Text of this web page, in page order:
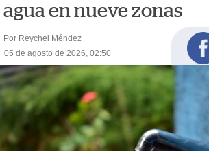
agua en nueve zonas
Por Reychel Méndez
05 de agosto de 2026, 02:50